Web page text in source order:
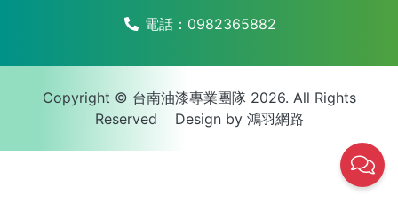
電話： 0982365882
Copyright © 台南油漆專業團隊 2026. All Rights
Reserved Design by 鴻羽網路